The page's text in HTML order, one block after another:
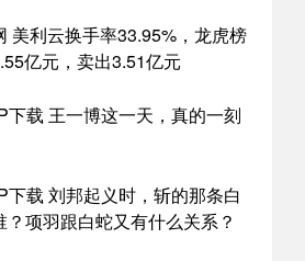
美利云换手率33.95%，龙虎榜
亿元，卖出3.51亿元
下载 王一博这一天，真的一刻
下载 刘邦起义时，斩的那条白
项羽跟白蛇又有什么关系？